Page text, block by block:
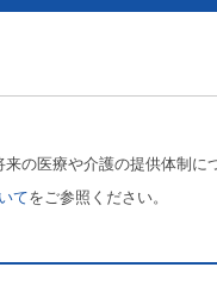
の医療や介護の提供体制
てをご参照ください。